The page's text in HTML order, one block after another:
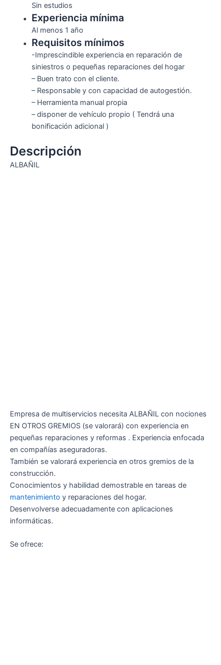
Sin estudios
Experiencia mínima
Al menos 1 año
Requisitos mínimos
-Imprescindible experiencia en reparación de
siniestros o pequeñas reparaciones del hogar
– Buen trato con el cliente.
– Responsable y con capacidad de autogestión.
– Herramienta manual propia
– disponer de vehículo propio ( Tendrá una
bonificación adicional )
Descripción
ALBAÑIL
Empresa de multiservicios necesita ALBAÑIL con nociones
EN OTROS GREMIOS (se valorará) con experiencia en
pequeñas reparaciones y reformas . Experiencia enfocada
en compañías aseguradoras.
También se valorará experiencia en otros gremios de la
construcción.
Conocimientos y habilidad demostrable en tareas de
mantenimiento y reparaciones del hogar.
Desenvolverse adecuadamente con aplicaciones
informáticas.
Se ofrece: